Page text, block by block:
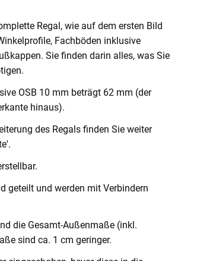
Regal, wie auf dem ersten Bild
Fachböden inklusive
Sie finden darin alles, was Sie
OSB 10 mm beträgt 62 mm (der
hinaus).
des Regals finden Sie weiter
geteilt und werden mit Verbindern
die Gesamt-Außenmaße (inkl.
sind ca. 1 cm geringer.